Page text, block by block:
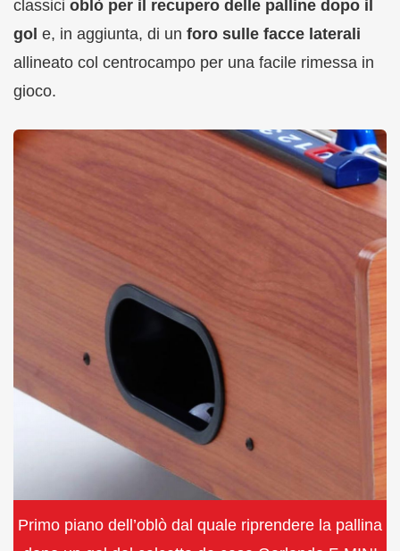
classici oblò per il recupero delle palline dopo il
gol e, in aggiunta, di un foro sulle facce laterali
allineato col centrocampo per una facile rimessa in
gioco.
Primo piano dell’oblò dal quale riprendere la pallina